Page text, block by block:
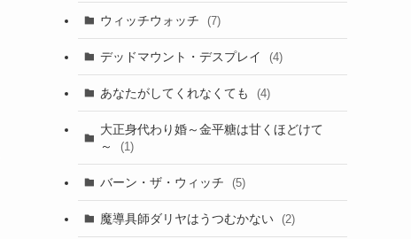
ウィッチウォッチ (7)
デッドマウント・デスプレイ (4)
あなたがしてくれなくても (4)
大正身代わり婚～金平糖は甘くほどけて
～
(1)
バーン・ザ・ウィッチ (5)
魔導具師ダリヤはうつむかない (2)